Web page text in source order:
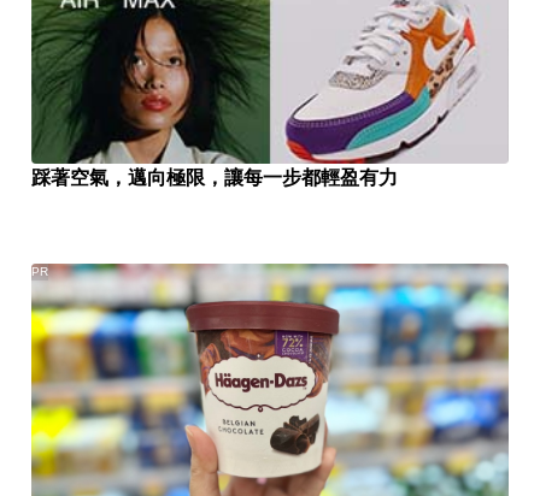
踩著空氣，邁向極限，讓每一步都輕盈有力
PR